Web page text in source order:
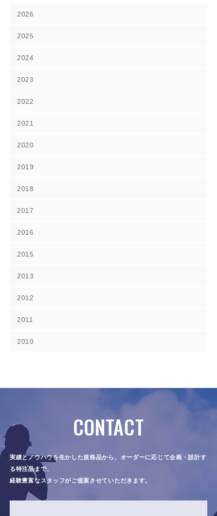
2026
2025
2024
2023
2022
2021
2020
2019
2018
2017
2016
2015
2013
2012
2011
2010
CONTACT
実績とノウハウを生かした規格品から、オーダーに応じて企画・設計す
る特注品まで、
経験豊富なスタッフがご提案させていただきます。